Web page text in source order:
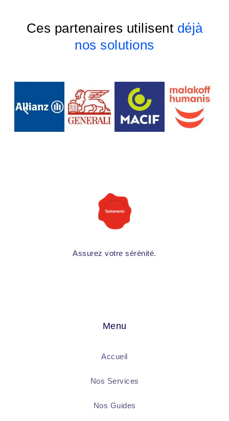
Ces partenaires utilisent déjà
nos solutions
Assurez votre sérénité.
Menu
Accueil
Nos Services
Nos Guides